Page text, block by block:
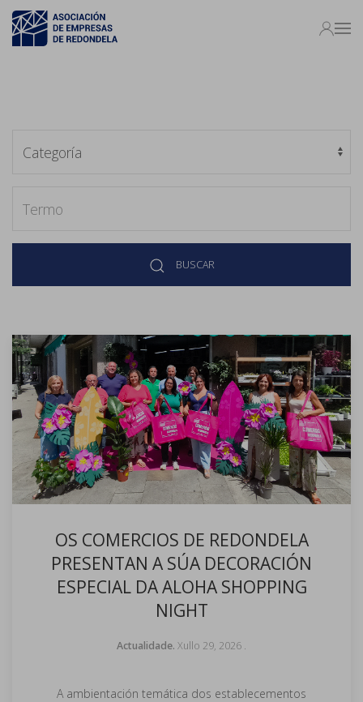
BUSCAR
OS COMERCIOS DE REDONDELA
PRESENTAN A SÚA DECORACIÓN
ESPECIAL DA ALOHA SHOPPING
NIGHT
Actualidade. Xullo 29, 2026 .
A ambientación temática dos establecementos